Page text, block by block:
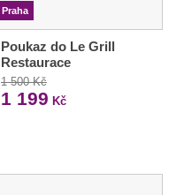
Praha
Poukaz do Le Grill
Restaurace
1 500 Kč
1 199 Kč